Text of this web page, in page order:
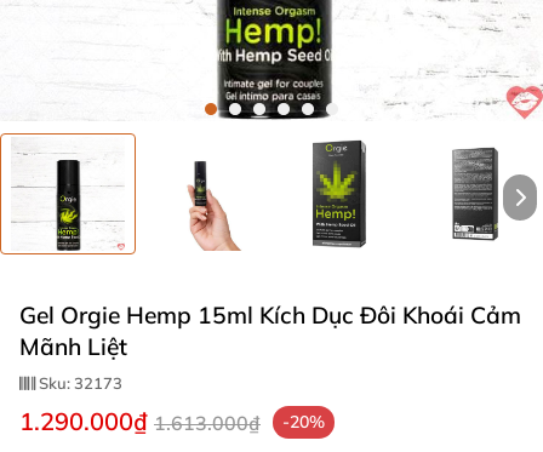
Gel Orgie Hemp 15ml Kích Dục Đôi Khoái Cảm
Mãnh Liệt
Sku:32173
1.290.000₫ 1.613.000₫ -20%